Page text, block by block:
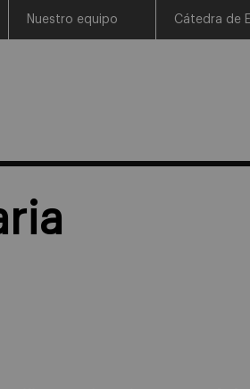
Nuestro equipo Cátedra de